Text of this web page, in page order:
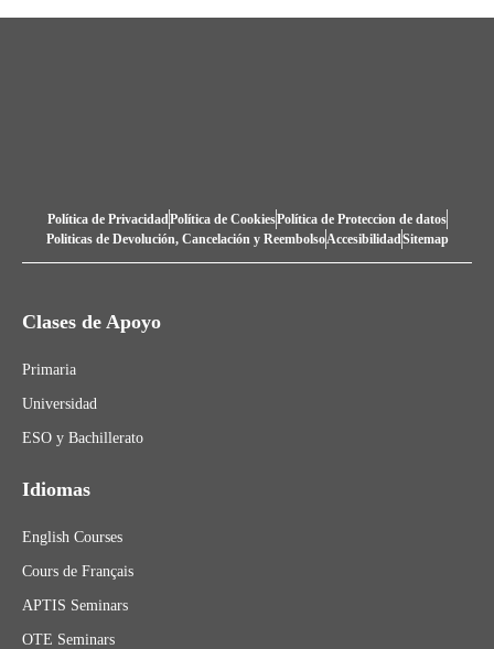
Política de PrivacidadPolítica de CookiesPolítica de Proteccion de datos
Politicas de Devolución, Cancelación y ReembolsoAccesibilidadSitemap
Clases de Apoyo
Primaria
Universidad
ESO y Bachillerato
Idiomas
English Courses
Cours de Français
APTIS Seminars
OTE Seminars